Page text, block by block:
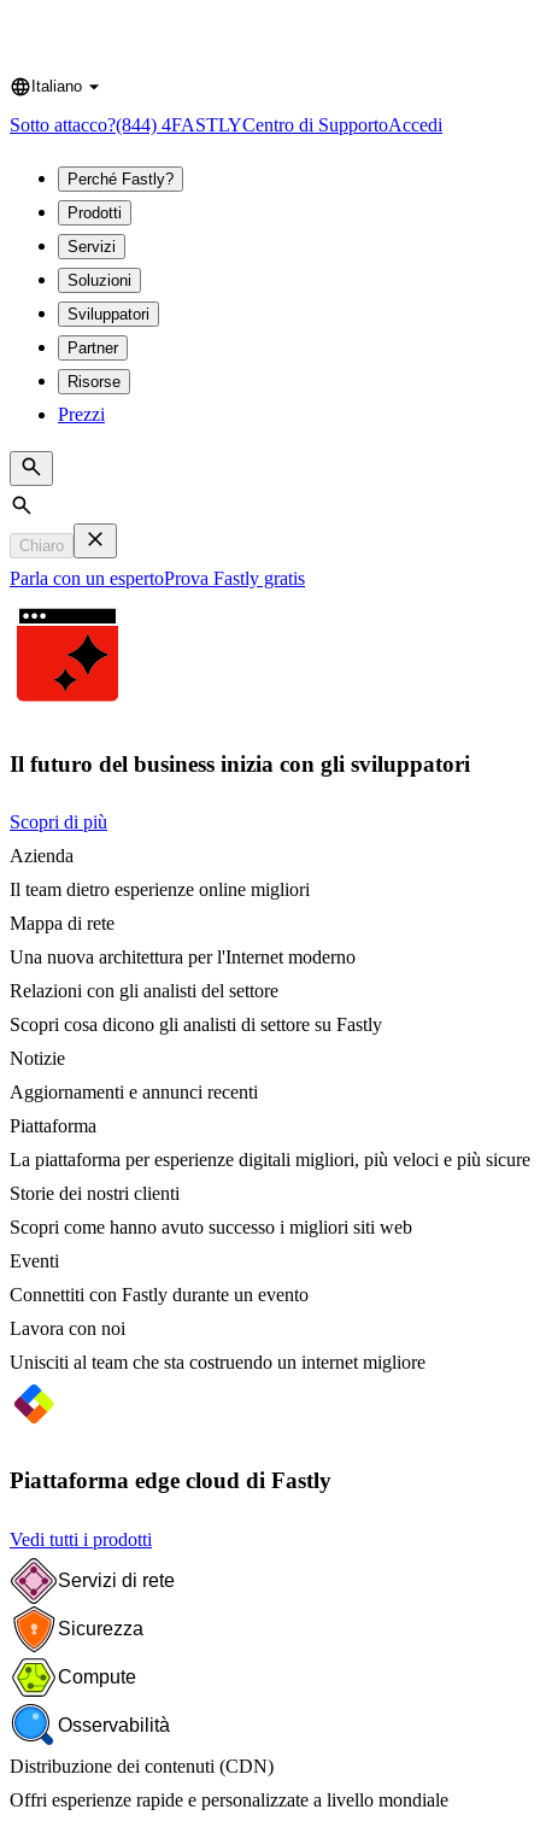
Language
Italiano
Sotto attacco?(844) 4FASTLYCentro di SupportoAccedi
Perché Fastly?
Prodotti
Servizi
Soluzioni
Sviluppatori
Partner
Risorse
Prezzi
Search
Chiaro
Parla con un espertoProva Fastly gratis
Il futuro del business inizia con gli sviluppatori
Scopri di più
Azienda
Il team dietro esperienze online migliori
Mappa di rete
Una nuova architettura per l'Internet moderno
Relazioni con gli analisti del settore
Scopri cosa dicono gli analisti di settore su Fastly
Notizie
Aggiornamenti e annunci recenti
Piattaforma
La piattaforma per esperienze digitali migliori, più veloci e più sicure
Storie dei nostri clienti
Scopri come hanno avuto successo i migliori siti web
Eventi
Connettiti con Fastly durante un evento
Lavora con noi
Unisciti al team che sta costruendo un internet migliore
Piattaforma edge cloud di Fastly
Vedi tutti i prodotti
Servizi di rete
Sicurezza
Compute
Osservabilità
Distribuzione dei contenuti (CDN)
Offri esperienze rapide e personalizzate a livello mondiale